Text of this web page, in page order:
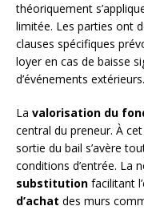
théoriquement
limitée. Les parties ont
clauses spécifiques
loyer en cas de baisse
d’événements extérieurs.
La valorisation du
central du preneur. À
sortie du bail s’avère
conditions d’entrée. La
substitution facilitant
d’achat des murs